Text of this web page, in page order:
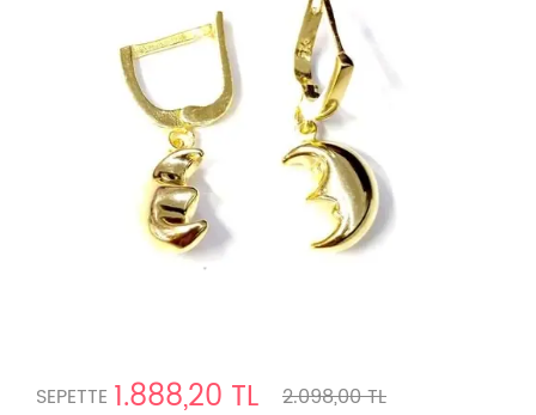
SEPETTE 1.888,20 TL
2.098,00 TL